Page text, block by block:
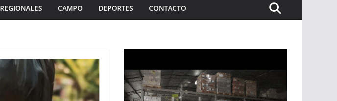
REGIONALES CAMPO DEPORTES CONTACTO